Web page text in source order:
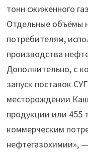
тонн сжиженного
Отдельные объёмы
потребителям,
производства
Дополнительно, с
запуск поставок
месторождении
продукции или 455
коммерческим
нефтегазохимии»,